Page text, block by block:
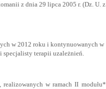
z dnia 29 lipca 2005 r. (Dz. U. z
w 2012 roku i kontynuowanych w
specjalisty terapii uzależnień.
w ramach II modułu*